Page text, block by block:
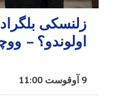
زلنسکی
اولوندو؟ –
9 آوقوست 11:00